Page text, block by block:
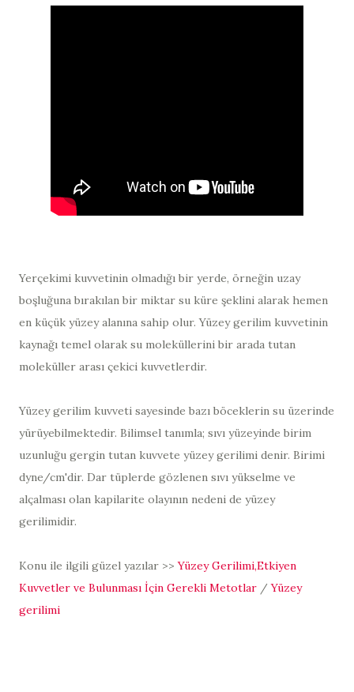
Yerçekimi kuvvetinin olmadığı bir yerde, örneğin uzay
boşluğuna bırakılan bir miktar su küre şeklini alarak hemen
en küçük yüzey alanına sahip olur. Yüzey gerilim kuvvetinin
kaynağı temel olarak su moleküllerini bir arada tutan
moleküller arası çekici kuvvetlerdir.
Yüzey gerilim kuvveti sayesinde bazı böceklerin su üzerinde
yürüyebilmektedir. Bilimsel tanımla; sıvı yüzeyinde birim
uzunluğu gergin tutan kuvvete yüzey gerilimi denir. Birimi
dyne/cm'dir. Dar tüplerde gözlenen sıvı yükselme ve
alçalması olan kapilarite olayının nedeni de yüzey
gerilimidir.
Konu ile ilgili güzel yazılar >>Yüzey Gerilimi,Etkiyen
Kuvvetler ve Bulunması İçin Gerekli Metotlar /Yüzey
gerilimi